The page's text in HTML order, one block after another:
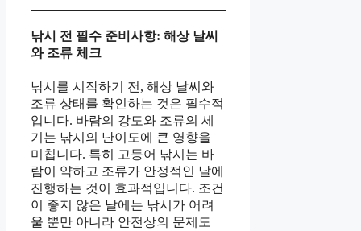
낚시 전 필수 준비사항: 해상 날씨
와 조류 체크
낚시를 시작하기 전, 해상 날씨와
조류 상태를 확인하는 것은 필수적
입니다. 바람의 강도와 조류의 세
기는 낚시의 난이도에 큰 영향을
미칩니다. 특히 고등어 낚시는 바
람이 약하고 조류가 안정적인 날에
진행하는 것이 효과적입니다. 조건
이 좋지 않은 날에는 낚시가 어려
울 뿐만 아니라 안전상의 문제도